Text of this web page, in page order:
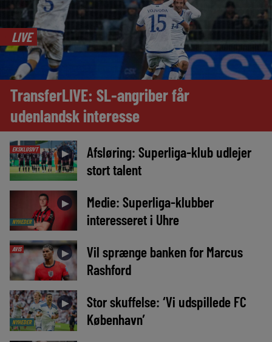
LIVE
TransferLIVE: SL-angriber får
udenlandsk interesse
EKSKLUSIVT ►
Afsløring: Superliga-klub udlejer
stort talent
NYHEDER
►
Medie: Superliga-klubber
interesseret i Uhre
AVIS ►
Vil sprænge banken for Marcus
Rashford
NYHEDER
►
Stor skuffelse: ‘Vi udspillede FC
København’